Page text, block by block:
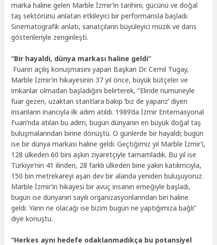
marka haline gelen Marble İzmir’in tarihini, gücünü ve doğal
taş sektörünü anlatan etkileyici bir performansla başladı.
Sinematografik anlatı, sanatçıların büyüleyici müzik ve dans
gösterileriyle zenginleşti.
“Bir hayaldi, dünya markası haline geldi”
Fuarın açılış konuşmasını yapan Başkan Dr. Cemil Tugay,
Marble İzmir’in hikayesinin 37 yıl önce, büyük bütçeler ve
imkanlar olmadan başladığını belirterek, “Elinde numuneyle
fuar gezen, uzaktan stantlara bakıp ‘biz de yaparız’ diyen
insanların inancıyla ilk adım atıldı. 1989’da İzmir Enternasyonal
Fuarı’nda atılan bu adım, bugün dünyanın en büyük doğal taş
buluşmalarından birine dönüştü. O günlerde bir hayaldi; bugün
ise bir dünya markası haline geldi. Geçtiğimiz yıl Marble İzmir’i,
128 ülkeden 60 bini aşkın ziyaretçiyle tamamladık. Bu yıl ise
Türkiye’nin 41 ilinden, 28 farklı ülkeden bine yakın katılımcıyla,
150 bin metrekareyi aşan dev bir alanda yeniden buluşuyoruz.
Marble İzmir’in hikayesi bir avuç insanın emeğiyle başladı,
bugün ise dünyanın sayılı organizasyonlarından biri haline
geldi. Yarın ne olacağı ise bizim bugün ne yaptığımıza bağlı”
diye konuştu.
“Herkes aynı hedefe odaklanmadıkça bu potansiyel